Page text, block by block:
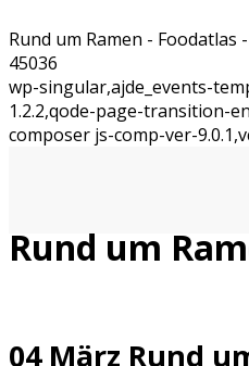
Rund um Ramen - Foodatlas
45036
wp-singular,ajde_events-
1.2.2,qode-page-transition-
composer js-comp-ver-
Rund um
04 März Rund